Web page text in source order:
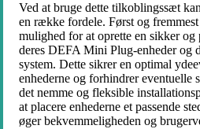
Ved at bruge dette tilkoblingssæt
en række fordele. Først og
mulighed for at oprette en sikker
deres DEFA Mini Plug-enheder og
system. Dette sikrer en optimal
enhederne og forhindrer eventuelle
det nemme og fleksible
at placere enhederne et passende
øger bekvemmeligheden og